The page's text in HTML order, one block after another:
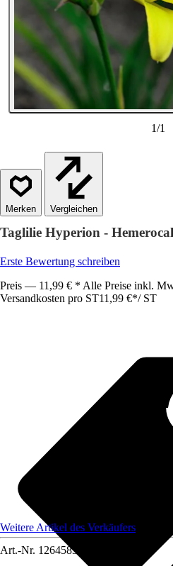
1/1
Vergleichen
Taglilie Hyperion -
Erste Bewertung schreiben
Preis — 11,99 € * Alle Preise inkl.
Versandkosten pro ST11,99 €*/ ST
Weitere Artikel des Verkäufers
Art.-Nr. 12645835